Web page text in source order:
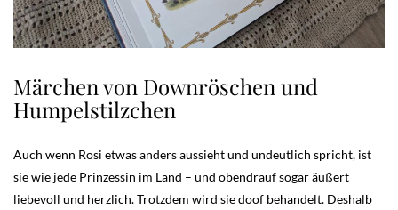
Märchen von Downröschen und
Humpelstilzchen
Auch wenn Rosi etwas anders aussieht und undeutlich spricht, ist
sie wie jede Prinzessin im Land – und obendrauf sogar äußert
liebevoll und herzlich. Trotzdem wird sie doof behandelt. Deshalb